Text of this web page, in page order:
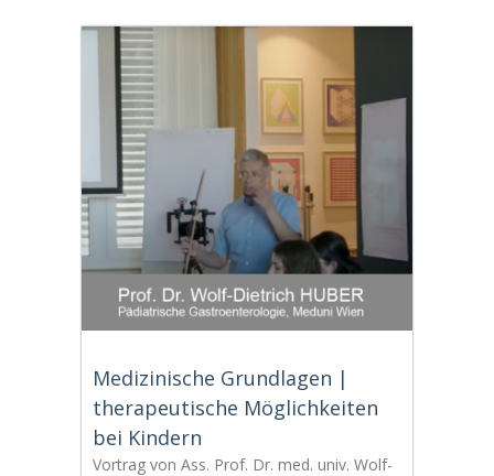
Medizinische Grundlagen |
therapeutische Möglichkeiten
bei Kindern
Vortrag von Ass. Prof. Dr. med. univ. Wolf-